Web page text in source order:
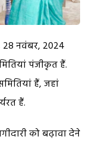
28 नवंबर, 2024
पंजीकृत हैं.
हैं, जहां
हैं.
को बढ़ावा देने